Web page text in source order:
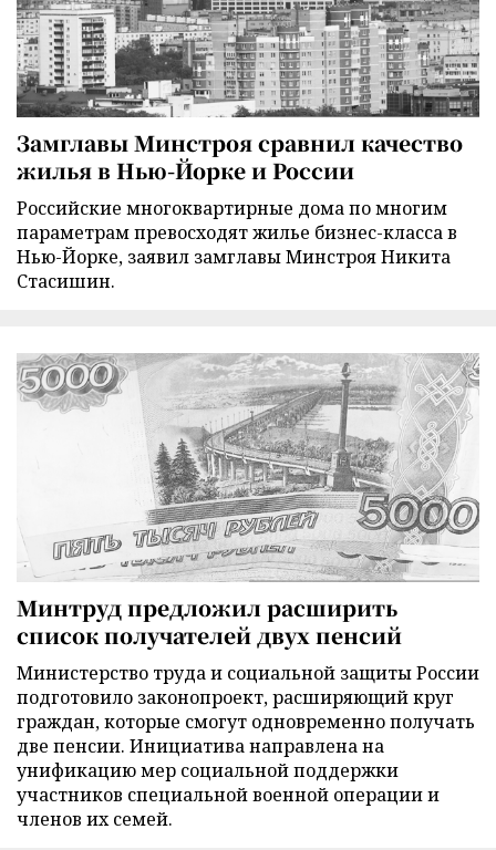
Замглавы Минстроя сравнил качество
жилья в Нью-Йорке и России
Российские многоквартирные дома по многим
параметрам превосходят жилье бизнес-класса в
Нью-Йорке, заявил замглавы Минстроя Никита
Стасишин.
Минтруд предложил расширить
список получателей двух пенсий
Министерство труда и социальной защиты России
подготовило законопроект, расширяющий круг
граждан, которые смогут одновременно получать
две пенсии. Инициатива направлена на
унификацию мер социальной поддержки
участников специальной военной операции и
членов их семей.